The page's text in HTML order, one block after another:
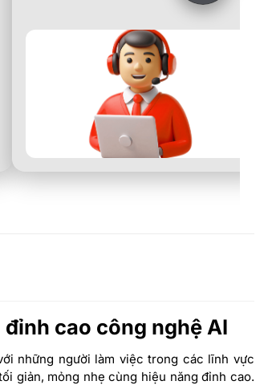
cao công nghệ AI
những người làm việc trong các lĩnh vực
giản, mỏng nhẹ cùng hiệu năng đỉnh cao.